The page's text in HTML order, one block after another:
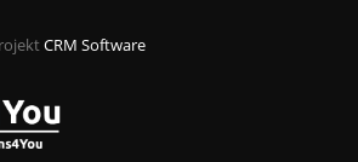
CRM Software